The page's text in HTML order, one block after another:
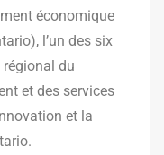
économique
l’un des six
du
et des services
et la